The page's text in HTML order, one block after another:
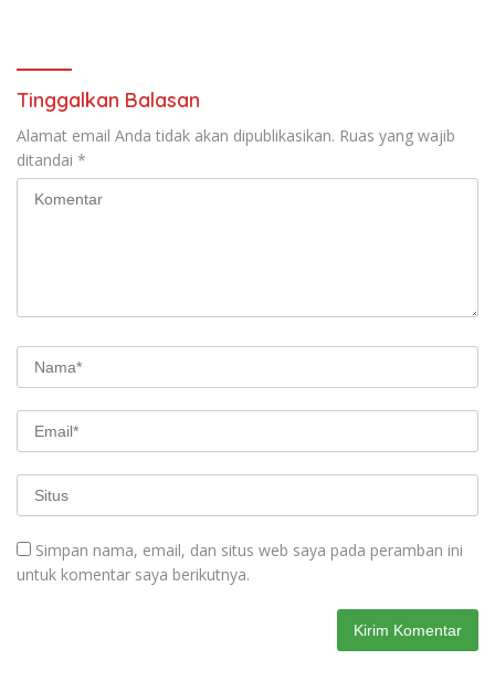
Tinggalkan Balasan
Alamat email Anda tidak akan dipublikasikan. Ruas yang wajib
ditandai *
Simpan nama, email, dan situs web saya pada peramban ini
untuk komentar saya berikutnya.